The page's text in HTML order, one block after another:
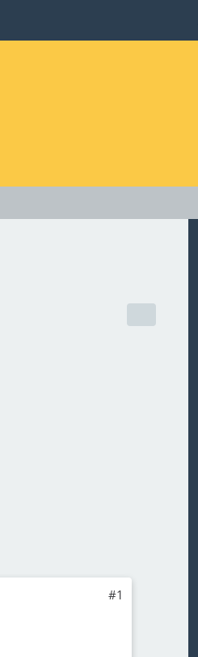
#1